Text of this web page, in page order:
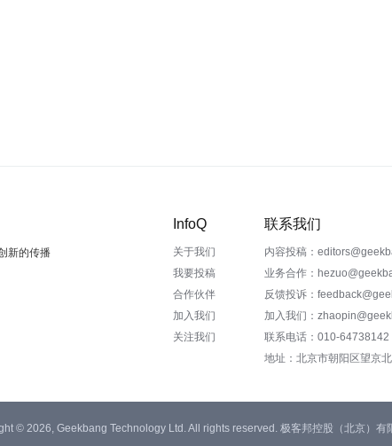
新的传播
InfoQ
关于我们
我要投稿
合作伙伴
加入我们
关注我们
联系我们
内容投稿：
业务合作：
反馈投诉：
加入我们：
联系电话：010-64738142
地址：北京市朝阳区望京
© 2026, Geekbang Technology Ltd. All rights reserved. 极客邦控股（北京）有